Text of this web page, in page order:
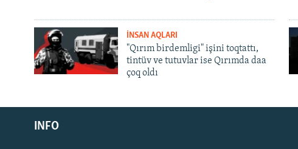
Русский
Українською
İNSAN AQLARI
"Qırım birdemligi" işini toqtattı,
tintüv ve tutuvlar ise Qırımda daa
çoq oldı
INFO